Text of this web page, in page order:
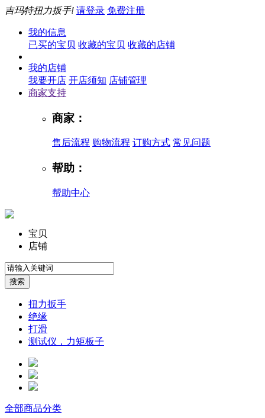
吉玛特扭力扳手! 请登录 免费注册
我的信息
已买的宝贝 收藏的宝贝 收藏的店铺
我的店铺
我要开店 开店须知 店铺管理
商家支持
商家：
售后流程 购物流程 订购方式 常见问题
帮助：
帮助中心
宝贝
店铺
扭力扳手
绝缘
打滑
测试仪，力矩板子
全部商品分类